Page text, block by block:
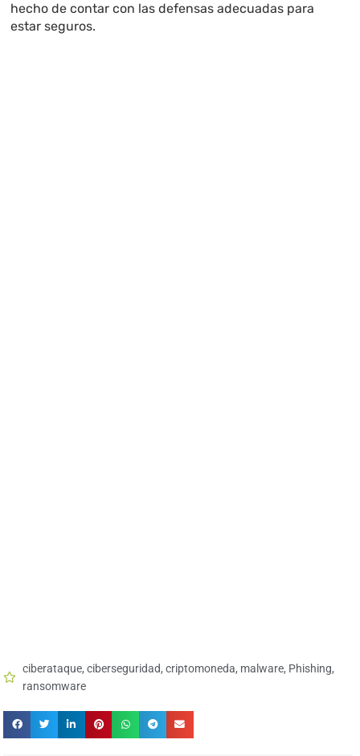
hecho de contar con las defensas adecuadas para
estar seguros.
ciberataque,ciberseguridad,criptomoneda, malware, Phishing,
ransomware